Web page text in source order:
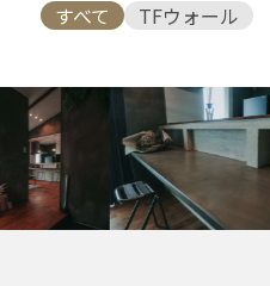
すべて TFウォール